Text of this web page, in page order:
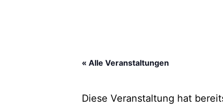
« Alle Veranstaltungen
Diese Veranstaltung hat